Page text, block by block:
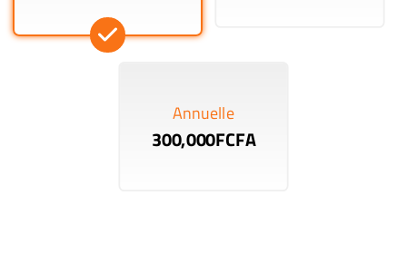
Annuelle
300,000FCFA